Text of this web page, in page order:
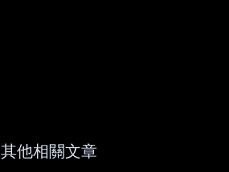
其他相關文章